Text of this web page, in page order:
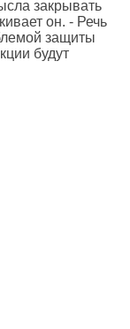
закрывать
он. - Речь
защиты
будут